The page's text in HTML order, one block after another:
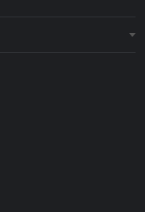
Key?
CD Key?